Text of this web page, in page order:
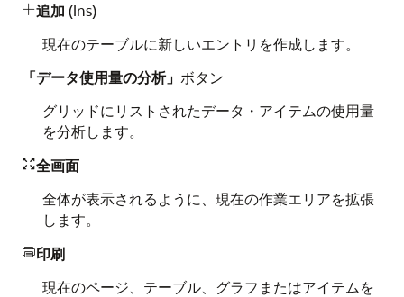
追加 (Ins)
現在のテーブルに新しいエントリを作成します。
「データ使用量の分析」 ボタン
グリッドにリストされたデータ・アイテムの使用量
を分析します。
全画面
全体が表示されるように、現在の作業エリアを拡張
します。
印刷
現在のページ、テーブル、グラフまたはアイテムを